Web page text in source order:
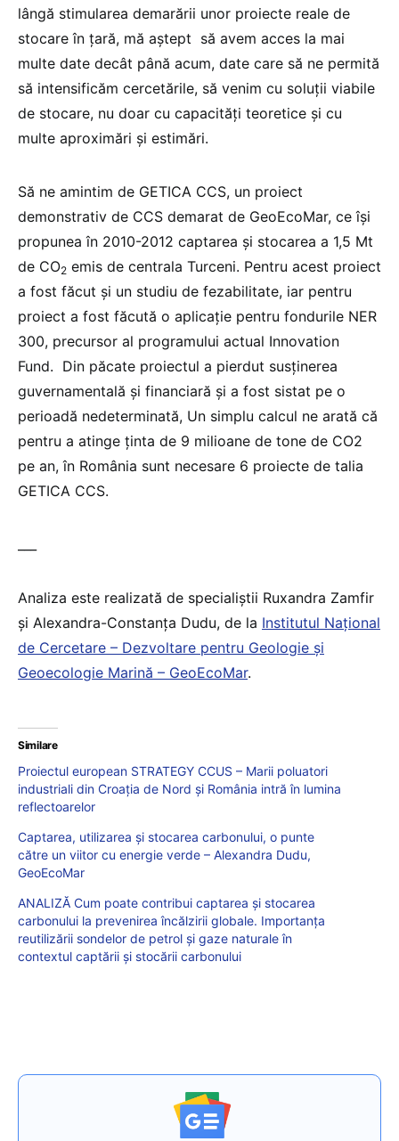
lângă stimularea demarării unor proiecte reale de
stocare în țară, mă aștept să avem acces la mai
multe date decât până acum, date care să ne permită
să intensificăm cercetările, să venim cu soluții viabile
de stocare, nu doar cu capacități teoretice și cu
multe aproximări și estimări.
Să ne amintim de GETICA CCS, un proiect
demonstrativ de CCS demarat de GeoEcoMar, ce își
propunea în 2010-2012 captarea și stocarea a 1,5 Mt
de CO2 emis de centrala Turceni. Pentru acest proiect
a fost făcut și un studiu de fezabilitate, iar pentru
proiect a fost făcută o aplicație pentru fondurile NER
300, precursor al programului actual Innovation
Fund. Din păcate proiectul a pierdut susținerea
guvernamentală și financiară și a fost sistat pe o
perioadă nedeterminată, Un simplu calcul ne arată că
pentru a atinge ținta de 9 milioane de tone de CO2
pe an, în România sunt necesare 6 proiecte de talia
GETICA CCS.
Analiza este realizată de specialiștii Ruxandra Zamfir
și Alexandra-Constanța Dudu, de la Institutul Național
de Cercetare – Dezvoltare pentru Geologie și
Geoecologie Marină – GeoEcoMar.
Similare
Proiectul european STRATEGY CCUS – Marii poluatori
industriali din Croația de Nord și România intră în lumina
reflectoarelor
Captarea, utilizarea și stocarea carbonului, o punte
către un viitor cu energie verde – Alexandra Dudu,
GeoEcoMar
ANALIZĂ Cum poate contribui captarea și stocarea
carbonului la prevenirea încălzirii globale. Importanța
reutilizării sondelor de petrol și gaze naturale în
contextul captării și stocării carbonului